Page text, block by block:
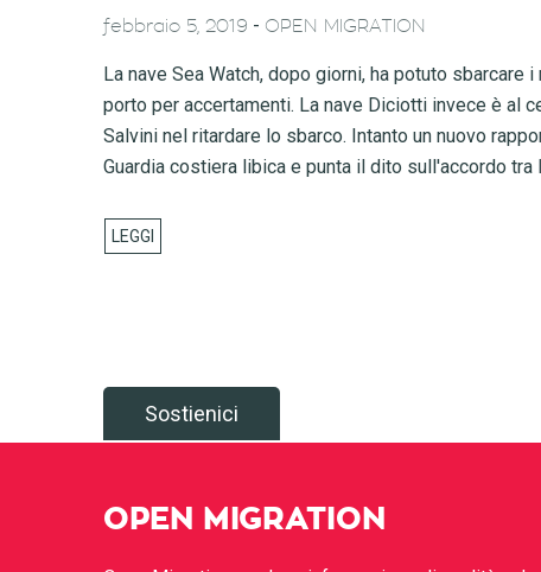
febbraio 5, 2019 - OPEN MIGRATION
La nave Sea Watch, dopo giorni, ha potuto sbarcare
porto per accertamenti. La nave Diciotti invece è al
Salvini nel ritardare lo sbarco. Intanto un nuovo
Guardia costiera libica e punta il dito sull'accordo
Sostienici
OPEN MIGRATION